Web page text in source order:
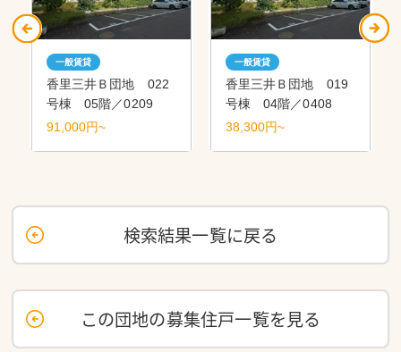
一般賃貸
香里三井Ｂ団地 022
号棟 05階／0209
91,000円~
一般賃貸
香里三井Ｂ団地 019
号棟 04階／0408
38,300円~
検索結果一覧に戻る
この団地の募集住戸一覧を見る